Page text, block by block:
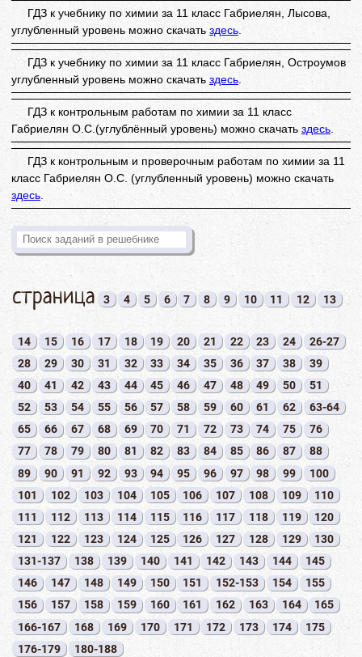
ГДЗ к учебнику по химии за 11 класс Габриелян, Лысова,
углубленный уровень можно скачать здесь
ГДЗ к учебнику по химии за 11 класс Габриелян, Остроумов
углубленный уровень можно скачать здесь
ГДЗ к контрольным работам по химии за 11 класс
Габриелян О.С.(углублённый уровень) можно скачать здесь
ГДЗ к контрольным и проверочным работам по химии за 11
класс Габриелян О.С. (углубленный уровень) можно скачать
здесь
страница 3 4 5 6 7 8 9 10 11 12 13
14 15 16 17 18 19 20 21 22 23 24
26-27
28
29 30 31 32 33 34 35 36 37 38
39
40
41 42 43 44 45 46 47 48 49 50
51
52
53 54 55 56 57 58 59 60 61 62
63-64
65
66 67 68 69 70 71 72 73 74 75
76
77
78 79 80 81 82 83 84 85 86 87
88
89
90 91 92 93 94 95 96 97 98 99
100
101
102 103 104 105 106 107 108 109
110
111
112 113 114 115 116 117 118 119
120
121
122 123 124 125 126 127 128 129
130
131-137
138 139 140 141 142 143 144
145
146
147 148 149 150 151 152-153 154
155
156
157 158 159 160 161 162 163 164
165
166-167
168 169 170 171 172 173 174
175
176-179
180-188